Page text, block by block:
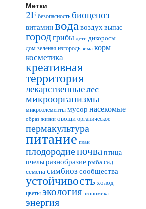
Метки
2F безопасность биоценоз
витаминводавоздухвыпас
городгрибы дети дикоросы
домзеленая изгородь зима корм
косметика
креативная
территория
лекарственныелес
микроорганизмы
микроэлементымусор насекомые
образ жизни овощи органическое
пермакультура
питание план
плодородиепочваптица
пчелыразнобразие рыбасад
семенасимбиоз сообщества
устойчивостьхолод
цветы экология экономика
энергия